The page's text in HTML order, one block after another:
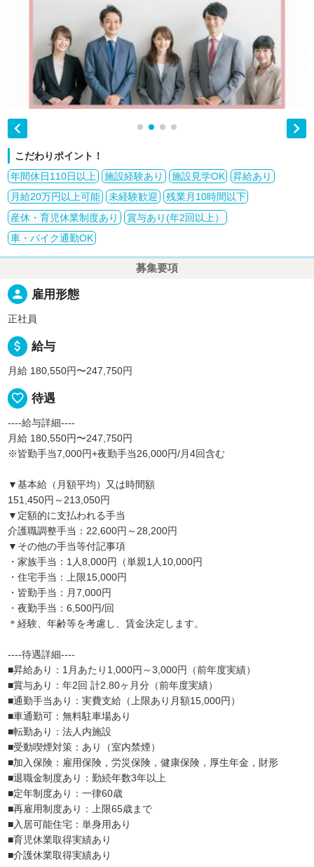
 
こだわりポイント！
年間休日110日以上
施設経験あり 施設見学OK
昇給あり
月給20万円以上可能
未経験歓迎
残業月10時間以下
産休・育児休業制度あり
賞与あり(年2回以上）
車・バイク通勤OK
募集要項
person 雇用形態
正社員
attach_money 給与
月給 180,550円〜247,750円
favorite_border 待遇
----給与詳細----
月給 180,550円〜247,750円
※皆勤手当7,000円+夜勤手当26,000円/月4回含む
▼基本給（月額平均）又は時間額
151,450円～213,050円
▼定額的に支払われる手当
介護職調整手当：22,600円～28,200円
▼その他の手当等付記事項
・家族手当：1人8,000円（単親1人10,000円
・住宅手当：上限15,000円
・皆勤手当：月7,000円
・夜勤手当：6,500円/回
＊経験、年齢等を考慮し、賃金決定します。
----待遇詳細----
■昇給あり：1月あたり1,000円～3,000円（前年度実績）
■賞与あり：年2回 計2.80ヶ月分（前年度実績）
■通勤手当あり：実費支給（上限あり月額15,000円）
■車通勤可：無料駐車場あり
■転勤あり：法人内施設
■受動喫煙対策：あり（室内禁煙）
■加入保険：雇用保険，労災保険，健康保険，厚生年金，財形
■退職金制度あり：勤続年数3年以上
■定年制度あり：一律60歳
■再雇用制度あり：上限65歳まで
■入居可能住宅：単身用あり
■育児休業取得実績あり
■介護休業取得実績あり